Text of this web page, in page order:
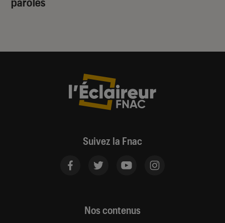
Suivez la Fnac
Nos contenus